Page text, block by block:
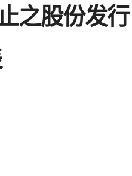
之股份发行